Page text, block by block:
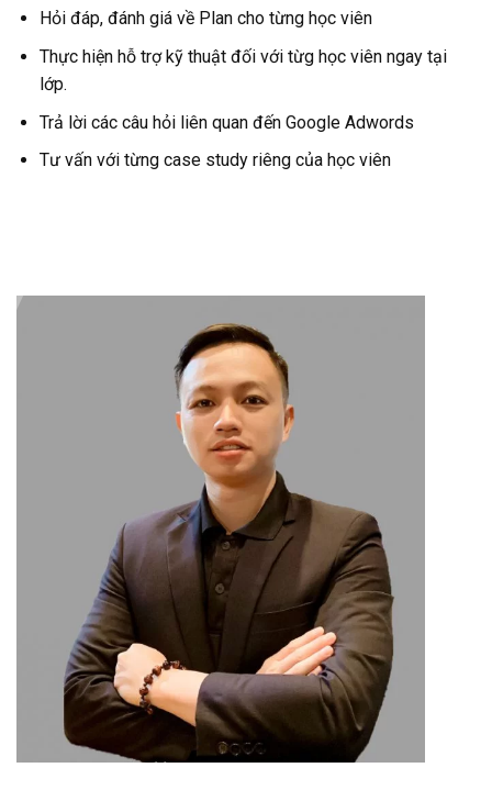
Hỏi đáp, đánh giá về Plan cho từng học viên
Thực hiện hỗ trợ kỹ thuật đối với từg học viên ngay tại
lớp.
Trả lời các câu hỏi liên quan đến Google Adwords
Tư vấn với từng case study riêng của học viên